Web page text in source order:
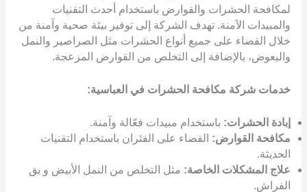
لمكافحة الحشرات والقوارض باستخدام أحدث التقنيات
والمبيدات الآمنة. تهدف الشركة إلى توفير بيئة صحية وآمنة من
خلال القضاء على جميع أنواع الحشرات مثل الصراصير والنمل
والبعوض، بالإضافة إلى التخلص من القوارض المزعجة.
خدمات شركة مكافحة الحشرات في العباسية:
إبادة الحشرات: باستخدام مبيدات فعّالة وآمنة.
مكافحة القوارض: القضاء على الفئران باستخدام التقنيات
الحديثة.
علاج المشكلات الخاصة: مثل التخلص من النمل الأبيض و بق
الفراش.